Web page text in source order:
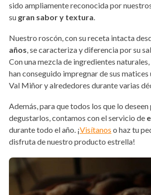
sido ampliamente reconocida por
su gran sabor y textura.
Nuestro roscón, con su receta intacta
años, se caracteriza y diferencia por su
Con una mezcla de ingredientes
han conseguido impregnar de sus
Val Miñor y alrededores durante varias
Además, para que todos los que lo deseen
degustarlos, contamos con el servicio de
durante todo el año. ¡Visítanos o haz tu
disfruta de nuestro producto estrella!